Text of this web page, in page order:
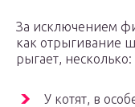
За исключением
как отрыгивание
рыгает, несколько:
У котят, в